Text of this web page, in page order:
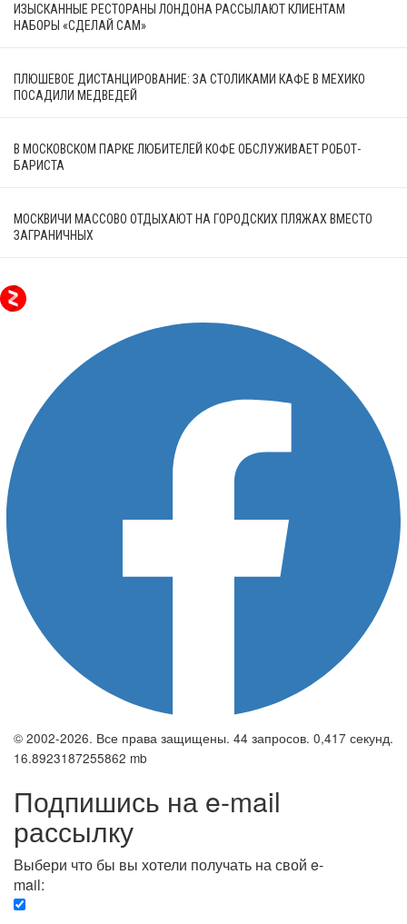
ИЗЫСКАННЫЕ РЕСТОРАНЫ ЛОНДОНА РАССЫЛАЮТ КЛИЕНТАМ
НАБОРЫ «СДЕЛАЙ САМ»
ПЛЮШЕВОЕ ДИСТАНЦИРОВАНИЕ: ЗА СТОЛИКАМИ КАФЕ В МЕХИКО
ПОСАДИЛИ МЕДВЕДЕЙ
В МОСКОВСКОМ ПАРКЕ ЛЮБИТЕЛЕЙ КОФЕ ОБСЛУЖИВАЕТ РОБОТ-
БАРИСТА
МОСКВИЧИ МАССОВО ОТДЫХАЮТ НА ГОРОДСКИХ ПЛЯЖАХ ВМЕСТО
ЗАГРАНИЧНЫХ
© 2002-2026. Все права защищены. 44 запросов. 0,417 секунд.
16.8923187255862 mb
Подпишись на e-mail
рассылку
Выбери что бы вы хотели получать на свой e-
mail: